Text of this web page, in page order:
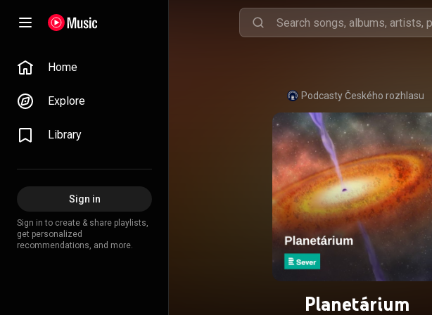
Home
Explore
Library
Sign in
Sign in to create & share playlists,
get personalized
recommendations, and more.
Podcasty Českého rozhlasu
Planetárium